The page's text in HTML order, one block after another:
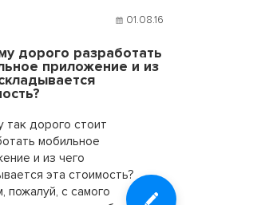
01.08.16
дорого разработать
приложение и из
так дорого стоит
мобильное
и из чего
эта стоимость?
пожалуй, с самого